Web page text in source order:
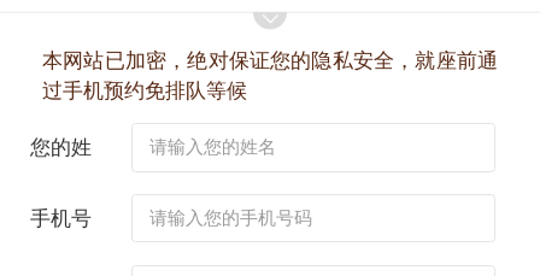
本网站已加密，绝对保证您的隐私安全，就座前通
过手机预约免排队等候
您的姓
手机号